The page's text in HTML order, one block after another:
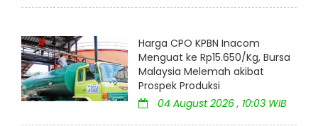
Harga CPO KPBN Inacom
Menguat ke Rp15.650/Kg, Bursa
Malaysia Melemah akibat
Prospek Produksi
04 August 2026 , 10:03 WIB